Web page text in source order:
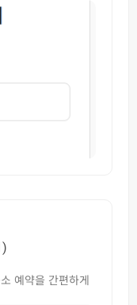
예약을 간편하게